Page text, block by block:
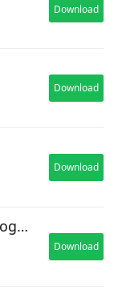
Download
Download
Download
Shades Shadow Fight Roguelike
Download